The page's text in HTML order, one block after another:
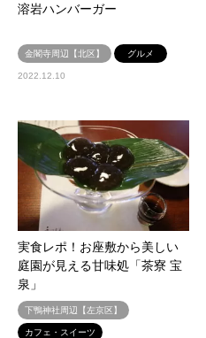
溶岩ハンバーガー
金閣寺周辺【北区】 グルメ
2022.12.10
実食レポ！お座敷から美しい
庭園が見える甘味処「茶寮 宝
泉」
下鴨神社周辺【左京区】
カフェ・スイーツ